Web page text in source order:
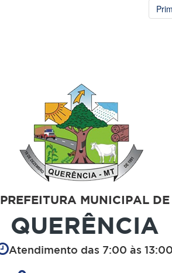
PREFEITURA MUNICIPAL DE
QUERÊNCIA
Atendimento das 7:00 às 13:00